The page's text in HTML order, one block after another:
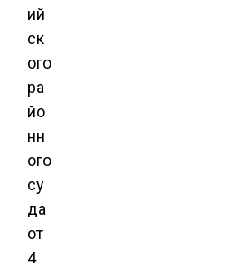
ий
ск
ого
ра
йо
нн
ого
су
да
от
4